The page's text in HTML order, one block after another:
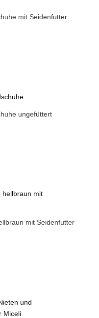
mit Seidenfutter
ungefüttert
mit Seidenfutter